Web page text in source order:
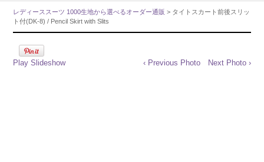
レディーススーツ 1000生地から選べるオーダー通販 > タイトスカート前後スリッ
ト付(DK-8) / Pencil Skirt with Slits
Play Slideshow ‹ Previous Photo Next Photo ›